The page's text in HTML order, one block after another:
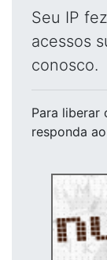
Seu IP
acessos
conosco.
Para liberar
responda